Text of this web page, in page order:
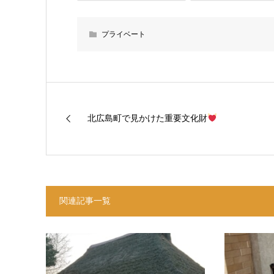
プライベート
北広島町で見かけた重要文化財
関連記事一覧